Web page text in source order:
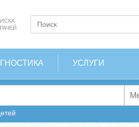
УСЛУГИ